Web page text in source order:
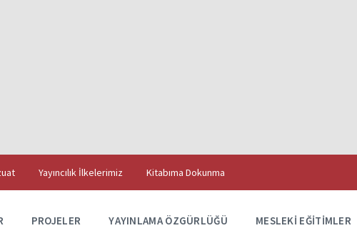
Yayıncılık İlkelerimiz
Kitabıma Dokunma
PROJELER YAYINLAMA ÖZGÜRLÜĞÜ MESLEKI EĞITIMLER